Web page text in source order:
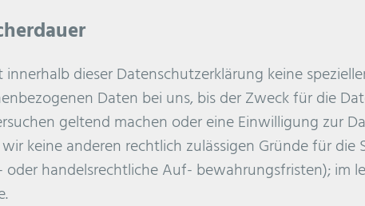
innerhalb dieser Datenschutzerklärung keine
Daten bei uns, bis der Zweck für die
geltend machen oder eine Einwilligung zur
keine anderen rechtlich zulässigen Gründe für
oder handelsrechtliche Auf- bewahrungsfristen); im